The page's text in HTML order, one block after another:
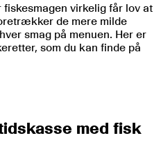
virkelig får lov at
de mere milde
smag på menuen. Her er
som du kan finde på
med fisk